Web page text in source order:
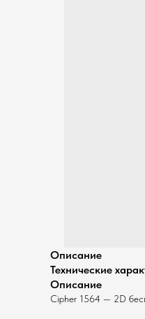
Описание
Технические
Описание
Cipher 1564 — 2D